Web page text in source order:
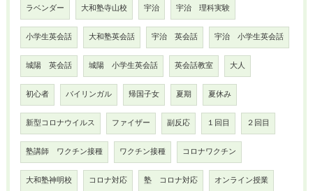
ラベンダー 大和塾寺山校 宇治 宇治 理科実験
小学生英会話 大和塾英会話 宇治 英会話 宇治 小学生英会話
城陽 英会話 城陽 小学生英会話 英会話教室 大人
初心者 バイリンガル 帰国子女 夏期 夏休み
新型コロナウイルス ファイザー 副反応 １回目 ２回目
塾講師 ワクチン接種 ワクチン接種 コロナワクチン
大和塾神明校 コロナ対応 塾 コロナ対応 オンライン授業